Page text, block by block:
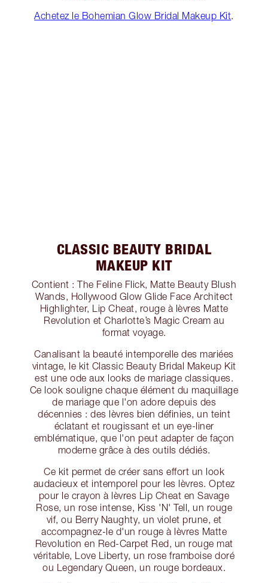
Achetez le Bohemian Glow Bridal Makeup Kit.
CLASSIC BEAUTY BRIDAL
MAKEUP KIT
Contient : The Feline Flick, Matte Beauty Blush
Wands, Hollywood Glow Glide Face Architect
Highlighter, Lip Cheat, rouge à lèvres Matte
Revolution et Charlotte’s Magic Cream au
format voyage.
Canalisant la beauté intemporelle des mariées
vintage, le kit Classic Beauty Bridal Makeup Kit
est une ode aux looks de mariage classiques.
Ce look souligne chaque élément du maquillage
de mariage que l'on adore depuis des
décennies : des lèvres bien définies, un teint
éclatant et rougissant et un eye-liner
emblématique, que l'on peut adapter de façon
moderne grâce à des outils dédiés.
Ce kit permet de créer sans effort un look
audacieux et intemporel pour les lèvres. Optez
pour le crayon à lèvres Lip Cheat en Savage
Rose, un rose intense, Kiss 'N' Tell, un rouge
vif, ou Berry Naughty, un violet prune, et
accompagnez-le d'un rouge à lèvres Matte
Revolution en Red-Carpet Red, un rouge mat
véritable, Love Liberty, un rose framboise doré
ou Legendary Queen, un rouge bordeaux.